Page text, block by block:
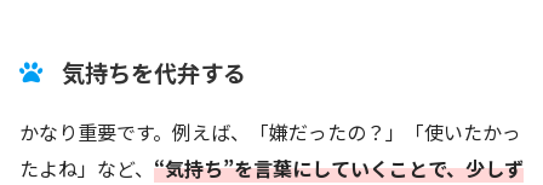
気持ちを代弁する
かなり重要です。例えば、「嫌だったの？」「使いたかっ
たよね」など、 “気持ち”を言葉にしていくことで、少しず